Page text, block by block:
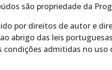
são propriedade da
por direitos de autor e
abrigo das leis
condições admitidas no uso